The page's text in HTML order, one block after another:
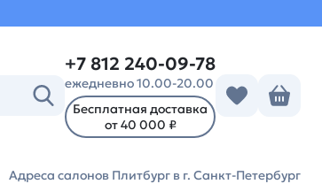
+7 812 240-09-78
ежедневно 10.00-20.00
Бесплатная доставка
от 40 000 ₽
Адреса салонов Плитбург в г. Санкт-Петербург